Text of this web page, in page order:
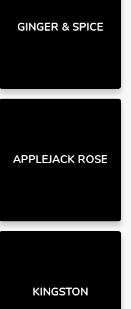
GINGER & SPICE
APPLEJACK ROSE
KINGSTON